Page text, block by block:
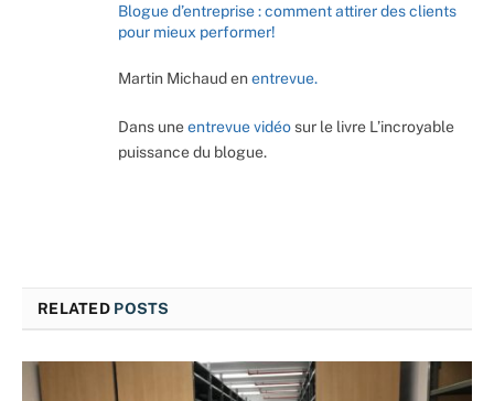
Blogue d’entreprise : comment attirer des clients
pour mieux performer!
Martin Michaud enentrevue.
Dans uneentrevue vidéosur le livre L’incroyable
puissance du blogue.
RELATED POSTS